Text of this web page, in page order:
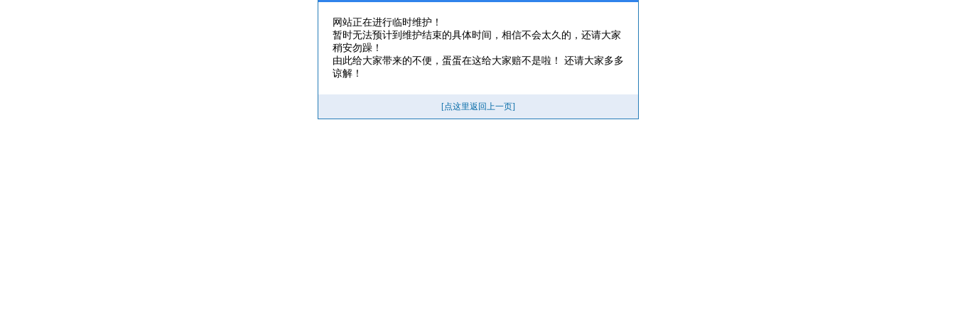
网站正在进行临时维护！
暂时无法预计到维护结束的具体时间，相信不会太久的，还请大家
稍安勿躁！
由此给大家带来的不便，蛋蛋在这给大家赔不是啦！ 还请大家多多
谅解！
[点这里返回上一页]